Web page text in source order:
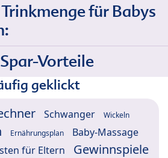
für Babys
Vorteile
geklickt
Schwanger Wickeln
Ernährungsplan Baby-Massage
für Eltern
Gewinnspiele